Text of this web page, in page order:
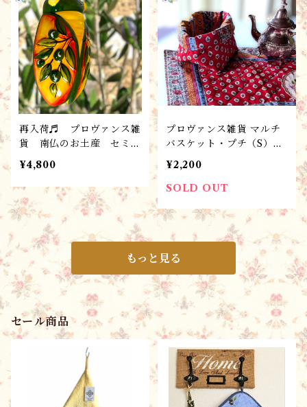
再入荷♬ プロヴァンス雑
貨 南仏のお土産 セミの
花器 /フラワーベース(L)
/シガル・オリーブヴェ
ール ／ お守り・陶器
¥4,800
プロヴァンス雑貨 マルチ
バスケット・プチ（S） /
ージュ ＊フランスL’Ens
oleillade社
¥2,200
SOLD OUT
もっと見る
セール商品